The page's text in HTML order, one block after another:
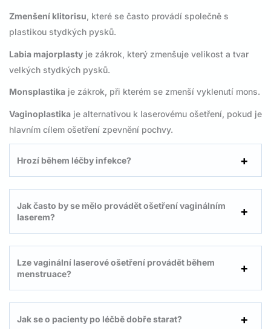
Zmenšení klitorisu, které se často provádí společně s
plastikou stydkých pysků.
Labia majorplasty je zákrok, který zmenšuje velikost a tvar
velkých stydkých pysků.
Monsplastika je zákrok, při kterém se zmenší vyklenutí mons.
Vaginoplastika je alternativou k laserovému ošetření, pokud je
hlavním cílem ošetření zpevnění pochvy.
Hrozí během léčby infekce?
Jak často by se mělo provádět ošetření vaginálním
laserem?
Lze vaginální laserové ošetření provádět během
menstruace?
Jak se o pacienty po léčbě dobře starat?